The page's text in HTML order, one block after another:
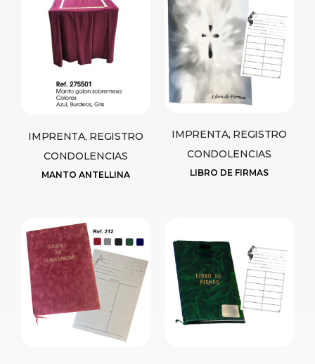
IMPRENTA, REGISTRO
CONDOLENCIAS
MANTO ANTELLINA
IMPRENTA, REGISTRO
CONDOLENCIAS
LIBRO DE FIRMAS